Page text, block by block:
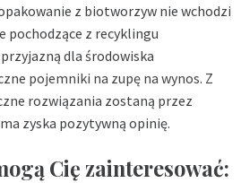
z biotworzyw nie wchodzi
pochodzące z recyklingu
dla środowiska
pojemniki na zupę na wynos. Z
rozwiązania zostaną przez
zyska pozytywną opinię.
Cię zainteresować: